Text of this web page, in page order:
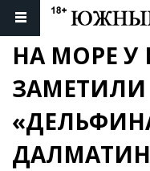
НА МОРЕ У